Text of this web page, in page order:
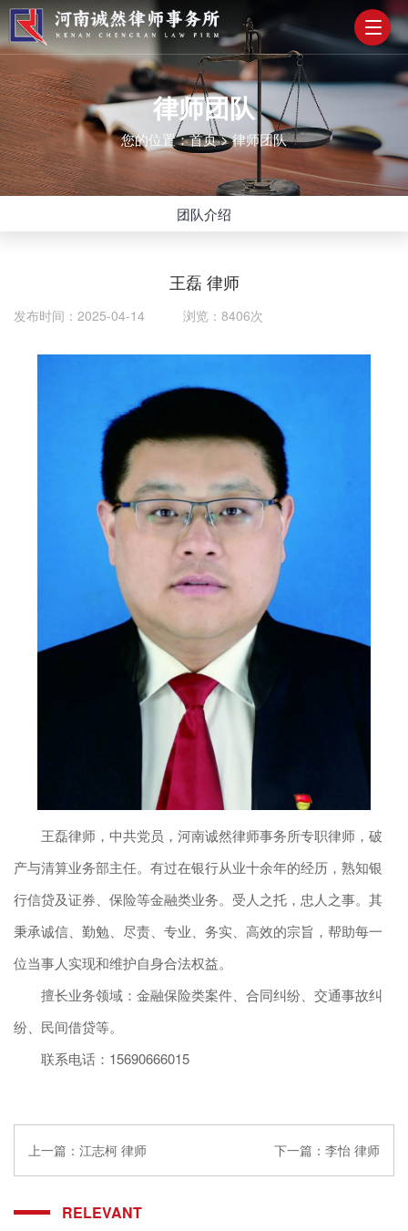
律师团队
您的位置：首页>律师团队
团队介绍
王磊 律师
发布时间：2025-04-14 浏览：8406次
王磊律师，中共党员，河南诚然律师事务所专职律师，破
产与清算业务部主任。有过在银行从业十余年的经历，熟知银
行信贷及证券、保险等金融类业务。受人之托，忠人之事。其
秉承诚信、勤勉、尽责、专业、务实、高效的宗旨，帮助每一
位当事人实现和维护自身合法权益。
擅长业务领域：金融保险类案件、合同纠纷、交通事故纠
纷、民间借贷等。
联系电话：15690666015
上一篇： 江志柯 律师 下一篇： 李怡 律师
RELEVANT